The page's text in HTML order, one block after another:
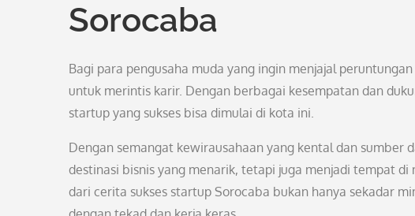
Sorocaba
Bagi para pengusaha muda yang ingin menjajal
untuk merintis karir. Dengan berbagai kesempatan dan
startup yang sukses bisa dimulai di kota ini.
Dengan semangat kewirausahaan yang kental dan sumber
destinasi bisnis yang menarik, tetapi juga menjadi tempat
dari cerita sukses startup Sorocaba bukan hanya sekadar